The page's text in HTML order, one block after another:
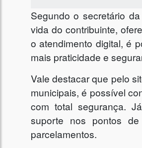
Segundo o secretário
vida do contribuinte,
o atendimento digital, é
mais praticidade e
Vale destacar que pelo
municipais, é possível
com total segurança.
suporte nos pontos
parcelamentos.